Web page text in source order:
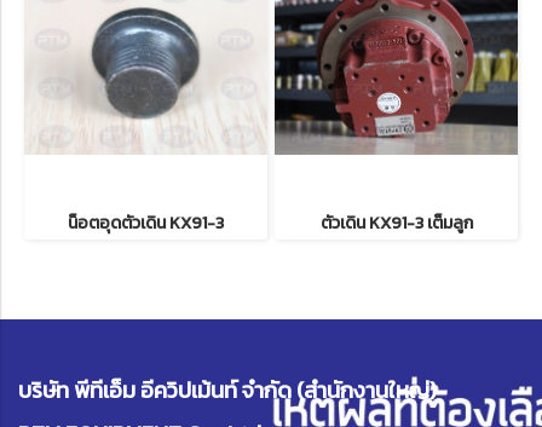
น็อตอุดตัวเดิน KX91-3 ตัวเดิน KX91-3 เต็มลูก
บริษัท พีทีเอ็ม อีควิปเม้นท์ จำกัด (สำนักงานใหญ่)